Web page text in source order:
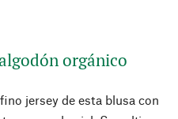
orgánico
jersey de esta blusa con